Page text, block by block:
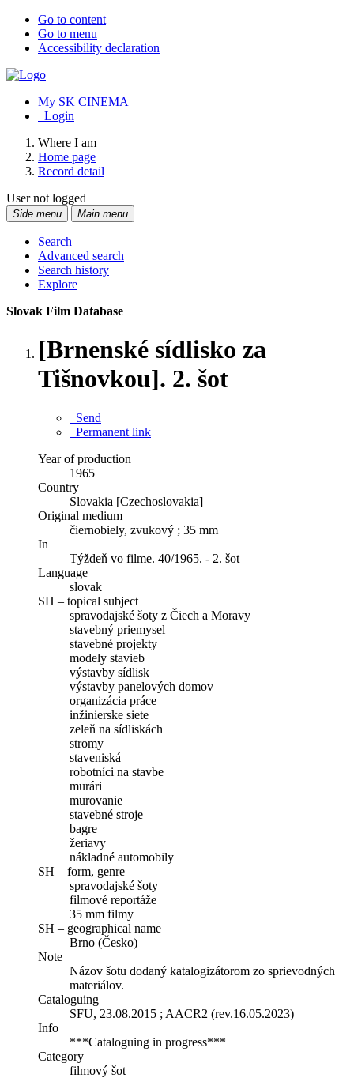
Go to content
Go to menu
Accessibility declaration
My SK CINEMA
Login
Where I am
Home page
Record detail
User not logged
Side menu Main menu
Search
Advanced search
Search history
Explore
Slovak Film Database
[Brnenské sídlisko za
Tišnovkou]. 2. šot
Send
Permanent link
Year of production
1965
Country
Slovakia [Czechoslovakia]
Original medium
čiernobiely, zvukový ; 35 mm
In
Týždeň vo filme. 40/1965. - 2. šot
Language
slovak
SH – topical subject
spravodajské šoty z Čiech a Moravy
stavebný priemysel
stavebné projekty
modely stavieb
výstavby sídlisk
výstavby panelových domov
organizácia práce
inžinierske siete
zeleň na sídliskách
stromy
staveniská
robotníci na stavbe
murári
murovanie
stavebné stroje
bagre
žeriavy
nákladné automobily
SH – form, genre
spravodajské šoty
filmové reportáže
35 mm filmy
SH – geographical name
Brno (Česko)
Note
Názov šotu dodaný katalogizátorom zo sprievodných
materiálov.
Cataloguing
SFU, 23.08.2015 ; AACR2 (rev.16.05.2023)
Info
***Cataloguing in progress***
Category
filmový šot